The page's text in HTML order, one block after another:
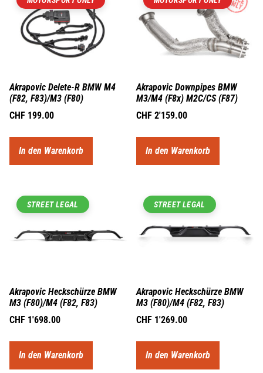
Akrapovic Delete-R BMW M4
(F82, F83)/M3 (F80)
CHF 199.00
In den Warenkorb
Akrapovic Downpipes BMW
M3/M4 (F8x) M2C/CS (F87)
CHF 2'159.00
In den Warenkorb
STREET LEGAL
Akrapovic Heckschürze BMW
M3 (F80)/M4 (F82, F83)
CHF 1'698.00
In den Warenkorb
STREET LEGAL
Akrapovic Heckschürze BMW
M3 (F80)/M4 (F82, F83)
CHF 1'269.00
In den Warenkorb